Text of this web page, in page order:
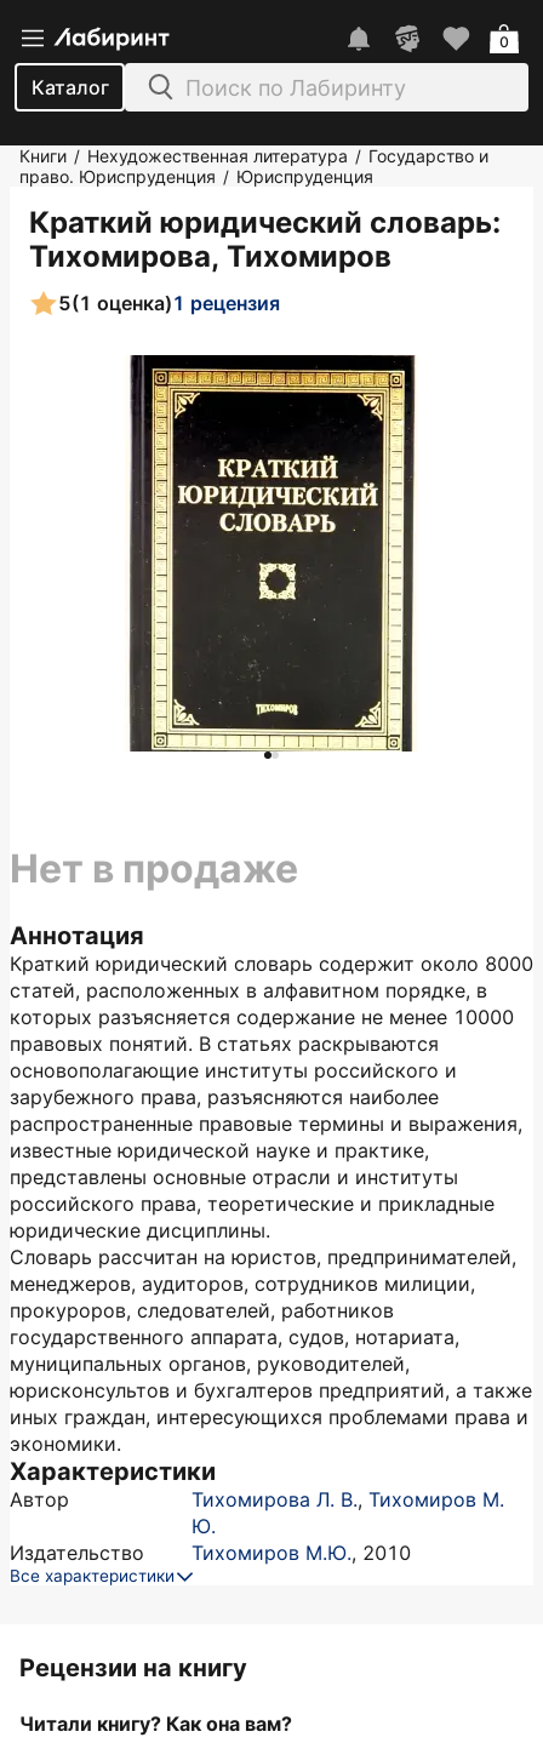
Каталог
0
Книги / Нехудожественная литература / Государство и
право. Юриспруденция / Юриспруденция
Краткий юридический словарь:
Тихомирова, Тихомиров
5(1 оценка)1 рецензия
Аннотация
Краткий юридический словарь содержит около 8000
статей, расположенных в алфавитном порядке, в
которых разъясняется содержание не менее 10000
правовых понятий. В статьях раскрываются
основополагающие институты российского и
зарубежного права, разъясняются наиболее
распространенные правовые термины и выражения,
известные юридической науке и практике,
представлены основные отрасли и институты
российского права, теоретические и прикладные
юридические дисциплины.
Словарь рассчитан на юристов, предпринимателей,
менеджеров, аудиторов, сотрудников милиции,
прокуроров, следователей, работников
государственного аппарата, судов, нотариата,
муниципальных органов, руководителей,
юрисконсультов и бухгалтеров предприятий, а также
иных граждан, интересующихся проблемами права и
экономики.
Характеристики
Автор Тихомирова Л. В., Тихомиров М.
Ю.
Издательство
Тихомиров М.Ю., 2010
Все характеристики
Нет в продаже
Рецензии на книгу
Читали книгу? Как она вам?